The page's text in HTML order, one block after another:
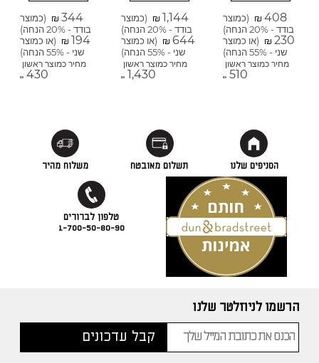
₪ 408
(כמוצר
בודד - 20% הנחה)
₪ 230
(או כמוצר
שני - 55% הנחה)
מחיר כמוצר ראשון
₪ 510
₪ 1,144
(כמוצר
בודד - 20% הנחה)
₪ 644
(או כמוצר
שני - 55% הנחה)
מחיר כמוצר ראשון
₪ 1,430
₪ 344
(כמוצר
בודד - 20% הנחה)
₪ 194
(או כמוצר
שני - 55% הנחה)
מחיר כמוצר ראשון
₪ 430
הסניפים שלנו תשלום מאובטח משלוח מהיר
1-700-50-80-90
הרשמו לניוזלטר שלנו